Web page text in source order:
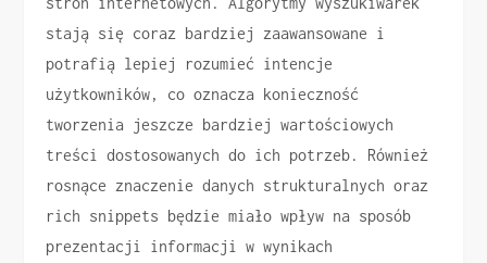
stają się coraz bardziej zaawansowane i
potrafią lepiej rozumieć intencje
użytkowników, co oznacza konieczność
tworzenia jeszcze bardziej wartościowych
treści dostosowanych do ich potrzeb. Również
rosnące znaczenie danych strukturalnych oraz
rich snippets będzie miało wpływ na sposób
prezentacji informacji w wynikach